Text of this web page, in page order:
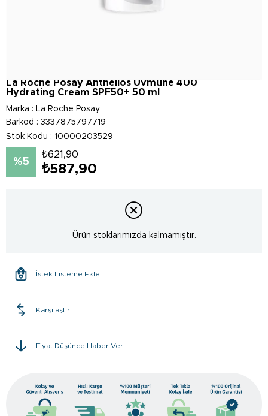
La Roche Posay Anthelios Uvmune 400
Hydrating Cream SPF50+ 50 ml
Marka : La Roche Posay
Barkod : 3337875797719
Stok Kodu
10000203529
5
₺621,90
₺587,90
Ürün stoklarımızda kalmamıştır.
İstek Listeme Ekle
Karşılaştır
Fiyat Düşünce Haber Ver